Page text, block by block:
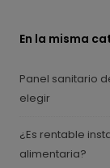
En la misma
Panel sanitario
elegir
¿Es rentable
alimentaria?